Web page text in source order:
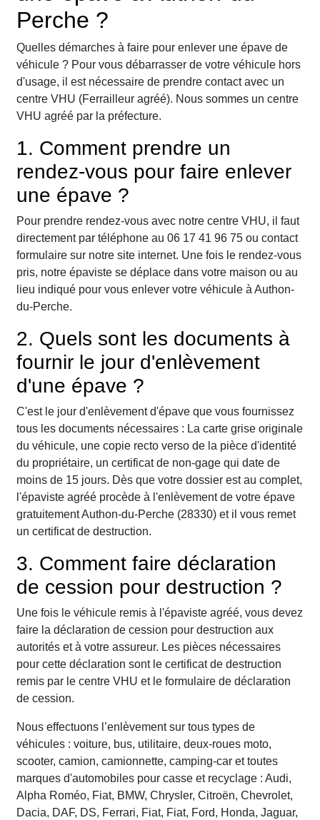
Perche ?
Quelles démarches à faire pour enlever une épave de
véhicule ? Pour vous débarrasser de votre véhicule hors
d'usage, il est nécessaire de prendre contact avec un
centre VHU (Ferrailleur agréé). Nous sommes un centre
VHU agréé par la préfecture.
1. Comment prendre un
rendez-vous pour faire enlever
une épave ?
Pour prendre rendez-vous avec notre centre VHU, il faut
directement par téléphone au 06 17 41 96 75 ou contact
formulaire sur notre site internet. Une fois le rendez-vous
pris, notre épaviste se déplace dans votre maison ou au
lieu indiqué pour vous enlever votre véhicule à Authon-
du-Perche.
2. Quels sont les documents à
fournir le jour d'enlèvement
d'une épave ?
C'est le jour d'enlèvement d'épave que vous fournissez
tous les documents nécessaires : La carte grise originale
du véhicule, une copie recto verso de la pièce d'identité
du propriétaire, un certificat de non-gage qui date de
moins de 15 jours. Dès que votre dossier est au complet,
l'épaviste agréé procède à l'enlèvement de votre épave
gratuitement Authon-du-Perche (28330) et il vous remet
un certificat de destruction.
3. Comment faire déclaration
de cession pour destruction ?
Une fois le véhicule remis à l'épaviste agréé, vous devez
faire la déclaration de cession pour destruction aux
autorités et à votre assureur. Les pièces nécessaires
pour cette déclaration sont le certificat de destruction
remis par le centre VHU et le formulaire de déclaration
de cession.
Nous effectuons l’enlèvement sur tous types de
véhicules : voiture, bus, utilitaire, deux-roues moto,
scooter, camion, camionnette, camping-car et toutes
marques d'automobiles pour casse et recyclage : Audi,
Alpha Roméo, Fiat, BMW, Chrysler, Citroën, Chevrolet,
Dacia, DAF, DS, Ferrari, Fiat, Fiat, Ford, Honda, Jaguar,